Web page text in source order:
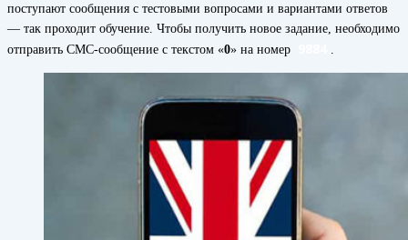
поступают сообщения с тестовыми вопросами и вариантами ответов
— так проходит обучение. Чтобы получить новое задание, необходимо
отправить СМС-сообщение с текстом «0» на номер